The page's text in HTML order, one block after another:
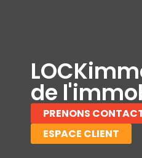
de
PRENONS
ESPACE CLIENT